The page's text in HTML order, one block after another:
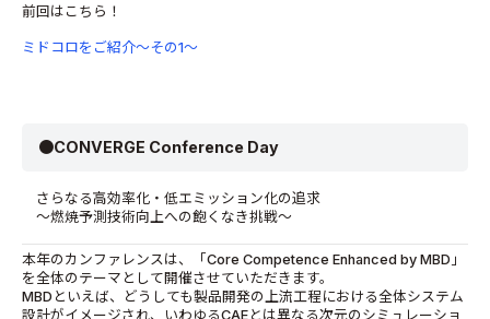
前回はこちら！
ミドコロをご紹介～その1～
●CONVERGE Conference Day
さらなる高効率化・低エミッション化の追求
～燃焼予測技術向上への飽くなき挑戦～
本年のカンファレンスは、「Core Competence Enhanced by MBD」
を全体のテーマとして開催させていただきます。
MBDといえば、どうしても製品開発の上流工程における全体システム
設計がイメージされ、いわゆるCAEとは異なる次元のシミュレーショ